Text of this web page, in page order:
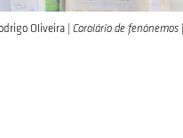
Oliveira | Corolário de fenónemos